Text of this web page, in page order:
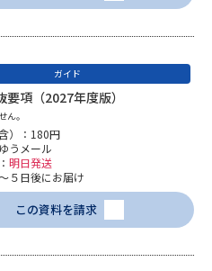
べる
夢ナビライブ
資料検索
ガイド
要項（2027年度版）
ん。
）：180円
うメール
明日発送
５日後にお届け
この資料を請求